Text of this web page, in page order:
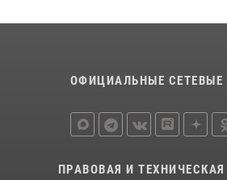
16 июля 2026,
В Мурманске
хулиганские
магазине -
ОФИЦИАЛЬНЫЕ СЕТЕВЫЕ
ПРАВОВАЯ И